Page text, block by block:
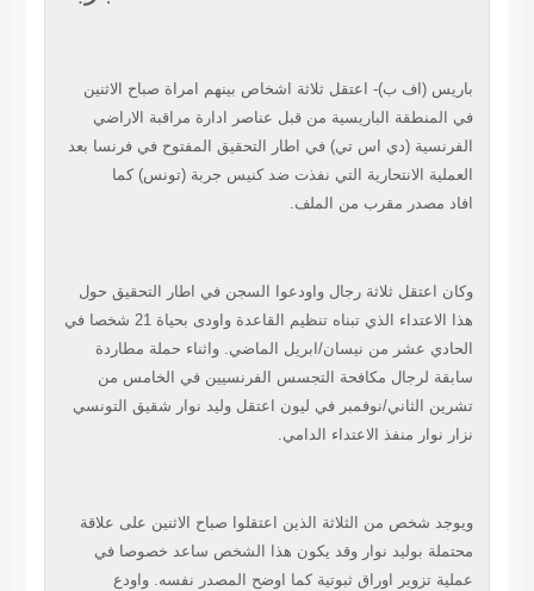
باريس (اف ب)- اعتقل ثلاثة اشخاص بينهم امراة صباح الاثنين
في المنطقة
الباريسية من قبل عناصر ادارة مراقبة الاراضي
الفرنسية (دي اس تي) في اطار التحقيق المفتوح في فرنسا بعد
العملية الانتحارية التي نفذت ضد كنيس جربة (تونس) كما
افاد مصدر مقرب من الملف.
وكان اعتقل ثلاثة رجال واودعوا السجن في اطار التحقيق حول
هذا الاعتداء الذي
تبناه تنظيم القاعدة واودى بحياة 21 شخصا في
الحادي عشر من نيسان/ابريل الماضي. واثناء حملة مطاردة
سابقة لرجال مكافحة التجسس الفرنسيين في الخامس من
تشرين
الثاني/نوفمبر في ليون اعتقل وليد نوار شقيق التونسي
نزار نوار منفذ الاعتداء
الدامي.
ويوجد شخص من الثلاثة الذين اعتقلوا صباح الاثنين على علاقة
محتملة بوليد نوار وقد يكون هذا الشخص ساعد خصوصا في
عملية تزوير اوراق ثبوتية كما اوضح المصدر نفسه. واودع